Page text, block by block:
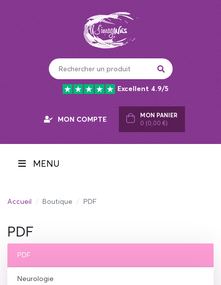
Excellent 4.9/5
MON COMPTE
MON PANIER
0 (0,00 €)
MENU
Accueil Boutique PDF
PDF
PDF
Neurologie